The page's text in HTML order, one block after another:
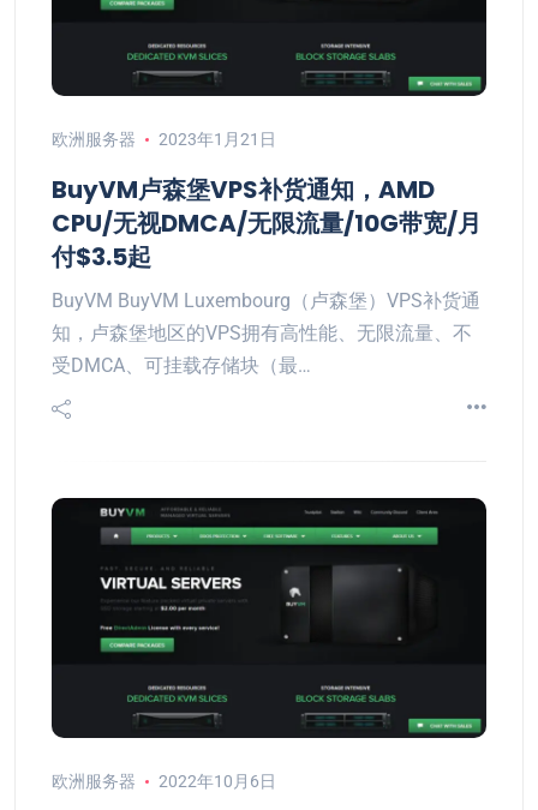
欧洲服务器 2023年1月21日
BuyVM卢森堡VPS补货通知，AMD
CPU/无视DMCA/无限流量/10G带宽/月
付$3.5起
BuyVM BuyVM Luxembourg（卢森堡）VPS补货通
知，卢森堡地区的VPS拥有高性能、无限流量、不
受DMCA、可挂载存储块（最…
欧洲服务器 2022年10月6日